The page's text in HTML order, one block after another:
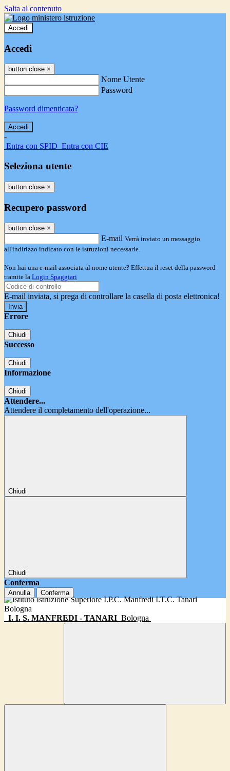
Salta al contenuto
Accedi
Accedi
button close ×
Nome Utente
Password
Password dimenticata?
-
Entra con SPID Entra con CIE
Seleziona utente
button close ×
Recupero password
button close ×
E-mail Verrà inviato un messaggio
all'indirizzo indicato con le istruzioni necessarie.
Non hai una e-mail associata al nome utente? Effettua il reset della password
tramite la Login Spaggiari
E-mail inviata, si prega di controllare la casella di posta elettronica!
Errore
Chiudi
Successo
Chiudi
Informazione
Chiudi
Attendere...
Attendere il completamento dell'operazione...
Chiudi
Chiudi
Conferma
Annulla Conferma
I. I. S. MANFREDI - TANARI Bologna